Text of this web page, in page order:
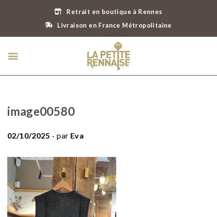
Retrait en boutique à Rennes
Livraison en France Métropolitaine
image00580
P
i
é
02/10/2025 par Eva